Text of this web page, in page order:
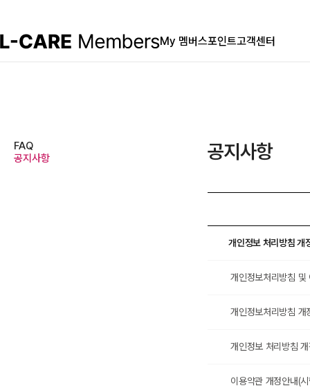
My 멤버스포인트고객센터
FAQ
공지사항
공지사항
개인정보 처리방침
개인정보처리방침
개인정보처리방침
개인정보 처리방침
이용약관 개정안내(